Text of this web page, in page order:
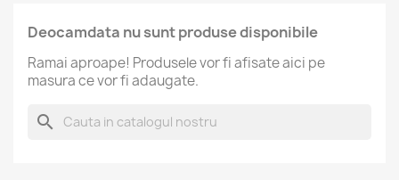
Deocamdata nu sunt produse disponibile
Ramai aproape! Produsele vor fi afisate aici pe
masura ce vor fi adaugate.
search